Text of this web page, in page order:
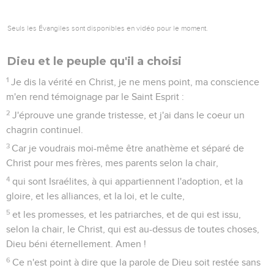
Seuls les Évangiles sont disponibles en vidéo pour le moment.
Dieu et le peuple qu'il a choisi
1 Je dis la vérité en Christ, je ne mens point, ma conscience
m'en rend témoignage par le Saint Esprit :
2 J'éprouve une grande tristesse, et j'ai dans le coeur un
chagrin continuel.
3 Car je voudrais moi-même être anathème et séparé de
Christ pour mes frères, mes parents selon la chair,
4 qui sont Israélites, à qui appartiennent l'adoption, et la
gloire, et les alliances, et la loi, et le culte,
5 et les promesses, et les patriarches, et de qui est issu,
selon la chair, le Christ, qui est au-dessus de toutes choses,
Dieu béni éternellement. Amen !
6 Ce n'est point à dire que la parole de Dieu soit restée sans